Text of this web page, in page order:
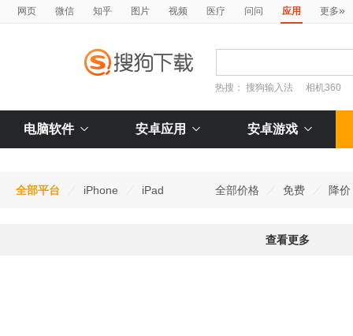
网页 微信 知乎 图片 视频 医疗 问问 应用 更多»
热搜：搜狗输入法 相机360
电脑软件 安卓应用 安卓游戏
全部平台 iPhone iPad 全部价格 免费 降价
查看更多